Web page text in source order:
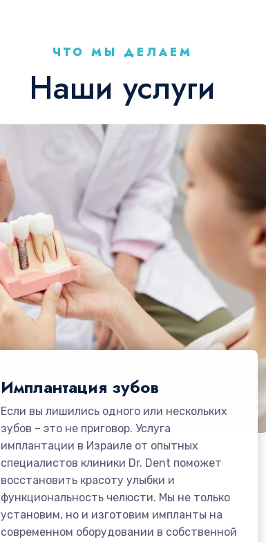
ЧТО МЫ ДЕЛАЕМ
Наши услуги
Имплантация зубов
Если вы лишились одного или нескольких
зубов – это не приговор. Услуга
имплантации в Израиле от опытных
специалистов клиники Dr. Dent поможет
восстановить красоту улыбки и
функциональность челюсти. Мы не только
установим, но и изготовим импланты на
современном оборудовании в собственной